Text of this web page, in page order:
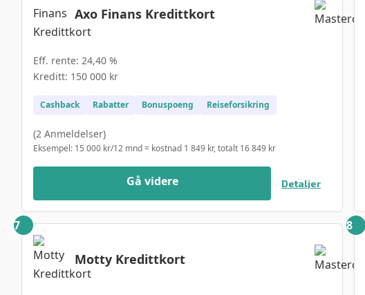
Axo Finans Kredittkort
Eff. rente: 24,40 %
Kreditt: 150 000 kr
Cashback Rabatter Bonuspoeng Reiseforsikring
(2 Anmeldelser)
Eksempel: 15 000 kr/12 mnd = kostnad 1 849 kr, totalt 16 849 kr
Gå videre Detaljer
Motty Kredittkort